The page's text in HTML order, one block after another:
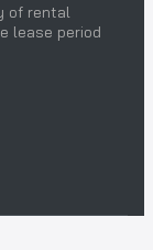
of rental
lease period